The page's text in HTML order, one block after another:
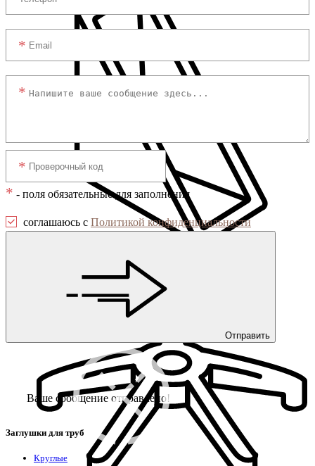
Защита фанеры, ДСП, коробок
* - поля обязательные для заполнения
соглашаюсь с Политикой конфиденциальности
Отправить
Ваше сообщение отправлено!
Заглушки для труб
Круглые